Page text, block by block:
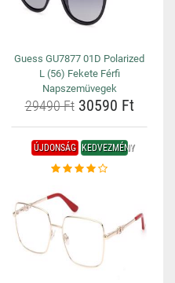
Guess GU7877 01D Polarized
L (56) Fekete Férfi
Napszemüvegek
29490 Ft30590 Ft
ÚJDONSÁG KEDVEZMÉNY